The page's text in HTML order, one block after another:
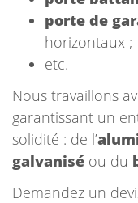
porte de
horizontaux ;
etc.
Nous travaillons
garantissant un
solidité : de l’
galvanisé ou du
Demandez un